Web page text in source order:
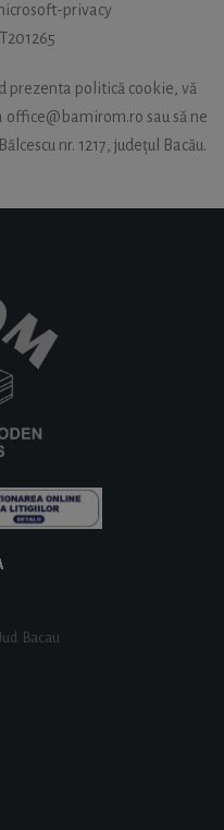
privacy
prezenta politică cookie, vă
sau să ne
nr. 1217, județul Bacău.
Bacau